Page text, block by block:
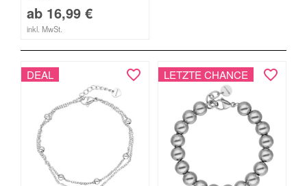
ab 16,99 €
inkl. MwSt.
DEAL LETZTE CHANCE